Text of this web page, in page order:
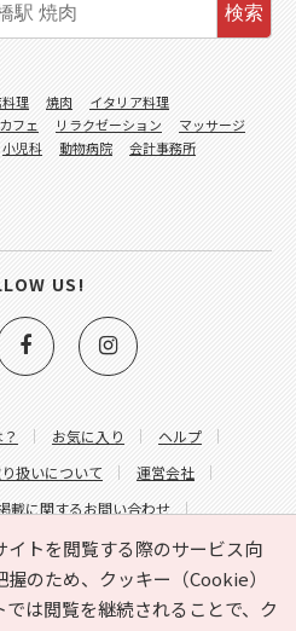
トを閲覧する際のサービス向
のため、クッキー（Cookie）
は閲覧を継続されることで、ク
お気に入り
ヘルプ
扱いについて
運営会社
載に関するお問い合わせ
関するお問い合わせ
検索
理 焼肉
イタリア料理
フェ リラクゼーション
マッサージ
小児科 動物病院
会計事務所
US!